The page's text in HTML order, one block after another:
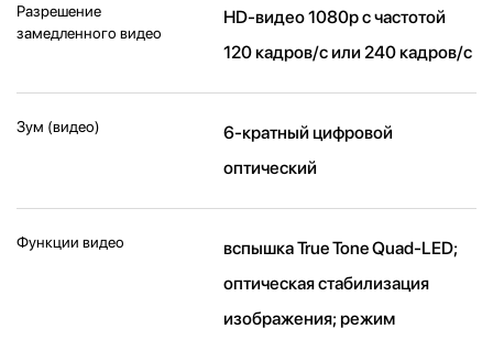
Разрешение
замедленного видео
HD-видео 1080р c частотой
120 кадров/ с или 240 кадров/ с
Зум (видео)
6-кратный цифровой
оптический
Функции видео
вспышка True Tone Quad-LED;
оптическая стабилизация
изображения; режим